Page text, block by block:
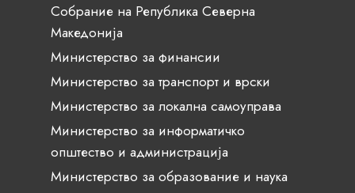
Собрание на Република Северна
Македонија
Министерство за финансии
Министерство за транспорт и врски
Министерство за локална самоуправа
Министерство за информатичко
општество и администрација
Министерство за образование и наука